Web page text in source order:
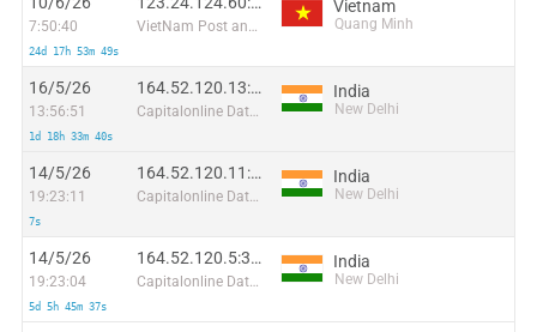
7:50:40
24d 17h 53m 49s
VietNam Post and Telecom Corporation
Vietnam
Quang Minh
16/5/26
13:56:51
1d 18h 33m 40s
164.52.120.13:29077
Capitalonline Data Service (HK) Co
India
New Delhi
14/5/26
19:23:11
7s
164.52.120.11:51952
Capitalonline Data Service (HK) Co
India
New Delhi
14/5/26
19:23:04
5d 5h 45m 37s
164.52.120.5:31297
Capitalonline Data Service (HK) Co
India
New Delhi